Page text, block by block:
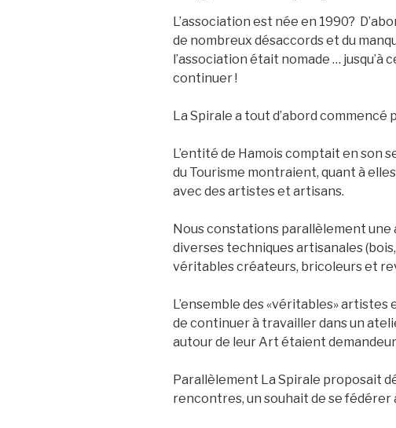
L’association est née en 1990?
de nombreux désaccords et du
l’association était nomade … jusqu’à
continuer !
La Spirale a tout d’abord
L’entité de Hamois comptait en son
du Tourisme montraient, quant à
avec des artistes et artisans.
Nous constations parallèlement
diverses techniques artisanales
véritables créateurs, bricoleurs et
L’ensemble des «véritables»
de continuer à travailler dans un
autour de leur Art étaient
Parallèlement La Spirale proposait
rencontres, un souhait de se fédérer